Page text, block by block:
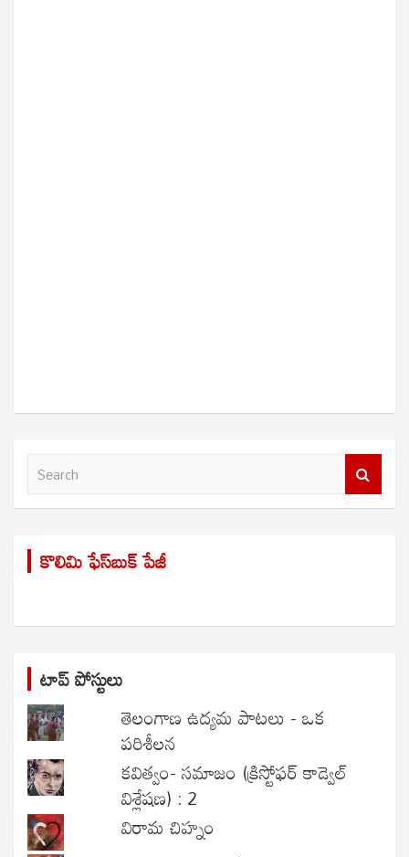
a
r
c కొలిమి ఫేస్‌బుక్ పేజీ
టాప్ పోస్టులు
తెలంగాణ ఉద్యమ పాటలు - ఒక
పరిశీలన
కవిత్వం- సమాజం (క్రిస్టోఫర్ కాడ్వెల్
విశ్లేషణ) : 2
విరామ చిహ్నం